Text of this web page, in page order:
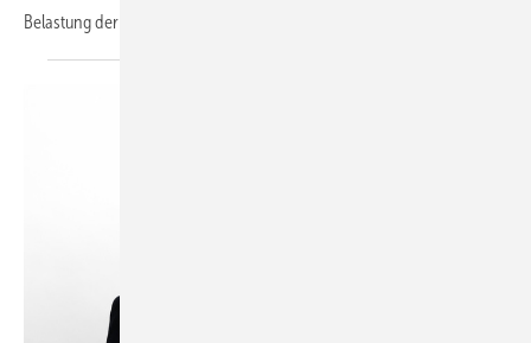
Belastung der